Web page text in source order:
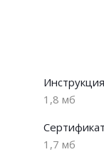
1,8 мб
1,7 мб